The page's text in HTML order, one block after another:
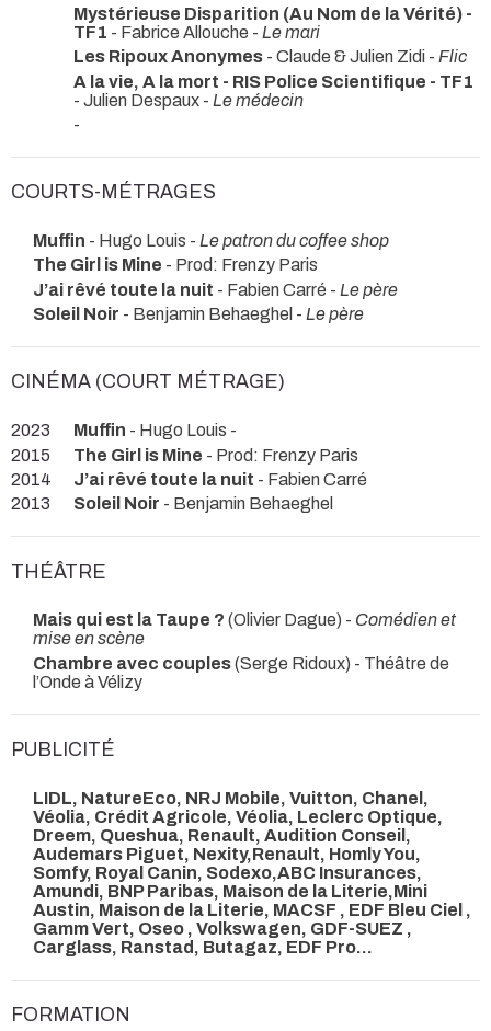
Mystérieuse Disparition (Au Nom de la Vérité) -
TF1 - Fabrice Allouche - Le mari
Les Ripoux Anonymes - Claude & Julien Zidi - Flic
A la vie, A la mort - RIS Police Scientifique - TF1
- Julien Despaux - Le médecin
-
COURTS-MÉTRAGES
Muffin - Hugo Louis - Le patron du coffee shop
The Girl is Mine - Prod: Frenzy Paris
J’ai rêvé toute la nuit - Fabien Carré - Le père
Soleil Noir - Benjamin Behaeghel - Le père
CINÉMA (COURT MÉTRAGE)
2023 Muffin - Hugo Louis -
2015
The Girl is Mine - Prod: Frenzy Paris
2014
J’ai rêvé toute la nuit - Fabien Carré
2013
Soleil Noir - Benjamin Behaeghel
THÉÂTRE
Mais qui est la Taupe ? (Olivier Dague) - Comédien et
mise en scène
Chambre avec couples(Serge Ridoux) - Théâtre de
l’Onde à Vélizy
PUBLICITÉ
LIDL, NatureEco, NRJ Mobile, Vuitton, Chanel,
Véolia, Crédit Agricole, Véolia, Leclerc Optique,
Dreem, Queshua, Renault, Audition Conseil,
Audemars Piguet, Nexity,Renault, Homly You,
Somfy, Royal Canin, Sodexo,ABC Insurances,
Amundi, BNP Paribas, Maison de la Literie,Mini
Austin, Maison de la Literie, MACSF , EDF Bleu Ciel ,
Gamm Vert, Oseo , Volkswagen, GDF-SUEZ ,
Carglass, Ranstad, Butagaz, EDF Pro...
FORMATION